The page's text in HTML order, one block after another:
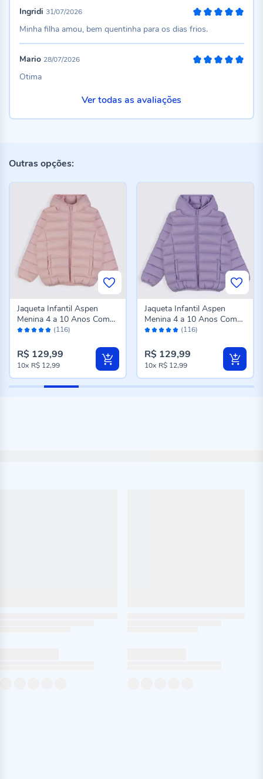
Ingridi 31/07/2026
Minha filha amou, bem quentinha para os dias frios.
Mario 28/07/2026
Otima
Ver todas as avaliações
Outras opções:
Avaliação: (116)
Jaqueta Infantil Aspen
Menina 4 a 10 Anos Com
Capuz Marmelada Rosa
R$ 129,99
10x R$ 12,99
Avaliação: (116)
Jaqueta Infantil Aspen
Menina 4 a 10 Anos Com
Capuz Marmelada Lilas
R$ 129,99
10x R$ 12,99